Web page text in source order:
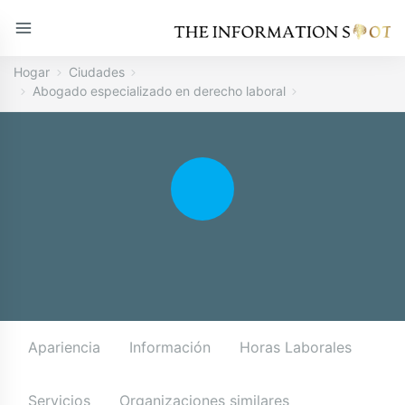
Hogar
Ciudades
Abogado especializado en derecho laboral
Apariencia Información Horas Laborales
Servicios Organizaciones similares